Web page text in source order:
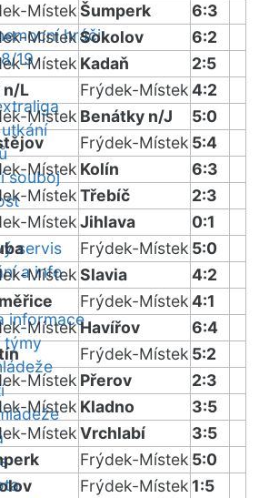
hráči
19
souboj
servis
a info
informace
týmy
MístekŠumperk
6:3
MístekSokolov
6:2
Místek Kadaň
2:5
n/L Frýdek-Místek4:2
Místek Benátky n/J
5:0
Frýdek-Místek 5:4
Místek Kolín
6:3
MístekTřebíč
2:3
MístekJihlava
0:1
Frýdek-Místek 5:0
MístekSlavia
4:2
Frýdek-Místek4:1
MístekHavířov
6:4
Frýdek-Místek 5:2
Místek Přerov
2:3
Místek Kladno
3:5
MístekVrchlabí
3:5
Frýdek-Místek 5:0
Frýdek-Místek 1:5